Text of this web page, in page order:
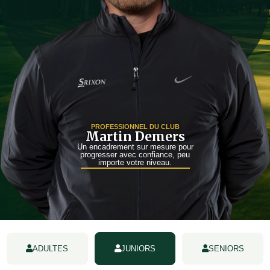
PROFESSIONNEL DU CLUB
Martin Demers​
Un encadrement sur mesure pour
progresser avec confiance, peu
importe votre niveau.
ADULTES JUNIORS SENIORS